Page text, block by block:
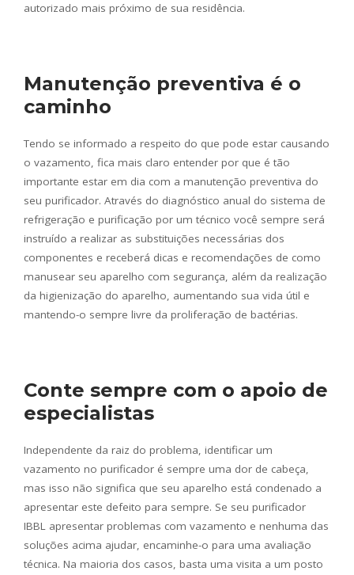
autorizado mais próximo de sua residência.
Manutenção preventiva é o
caminho
Tendo se informado a respeito do que pode estar causando
o vazamento, fica mais claro entender por que é tão
importante estar em dia com a manutenção preventiva do
seu purificador. Através do diagnóstico anual do sistema de
refrigeração e purificação por um técnico você sempre será
instruído a realizar as substituições necessárias dos
componentes e receberá dicas e recomendações de como
manusear seu aparelho com segurança, além da realização
da higienização do aparelho, aumentando sua vida útil e
mantendo-o sempre livre da proliferação de bactérias.
Conte sempre com o apoio de
especialistas
Independente da raiz do problema, identificar um
vazamento no purificador é sempre uma dor de cabeça,
mas isso não significa que seu aparelho está condenado a
apresentar este defeito para sempre. Se seu purificador
IBBL apresentar problemas com vazamento e nenhuma das
soluções acima ajudar, encaminhe-o para uma avaliação
técnica. Na maioria dos casos, basta uma visita a um posto